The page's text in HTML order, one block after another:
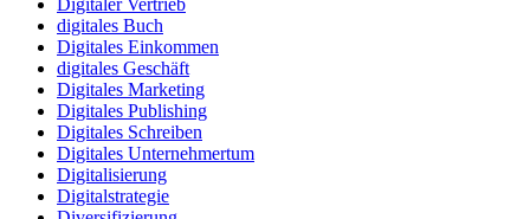
Digitaler Vertrieb
digitales Buch
Digitales Einkommen
digitales Geschäft
Digitales Marketing
Digitales Publishing
Digitales Schreiben
Digitales Unternehmertum
Digitalisierung
Digitalstrategie